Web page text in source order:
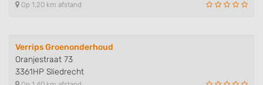
Op 1,20 km afstand
Verrips Groenonderhoud
Oranjestraat 73
3361HP Sliedrecht